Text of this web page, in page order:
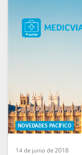
NOVEDADES PACÍFICO
14 de junio de 2018